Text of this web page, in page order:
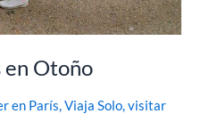
en Otoño
en París,Viaja Solo,visitar